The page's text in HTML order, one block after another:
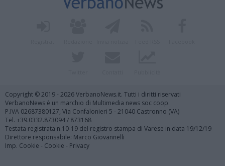
Copyright © 2019 - 2026 VerbanoNews.it. Tutti i diritti riservati
VerbanoNews è un marchio di Multimedia news soc coop.
P.IVA 02687380127, Via Confalonieri 5 - 21040 Castronno (VA)
Tel. +39.0332.873094 / 873168
Testata registrata n.10-19 del registro stampa di Varese in data 19/12/19
Direttore responsabile: Marco Giovannelli
Imp. Cookie - Cookie - Privacy